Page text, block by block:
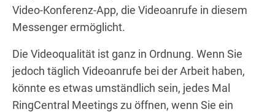
Video-Konferenz-App, die Videoanrufe in diesem
Messenger ermöglicht.
Die Videoqualität ist ganz in Ordnung. Wenn Sie
jedoch täglich Videoanrufe bei der Arbeit haben,
könnte es etwas umständlich sein, jedes Mal
RingCentral Meetings zu öffnen, wenn Sie ein